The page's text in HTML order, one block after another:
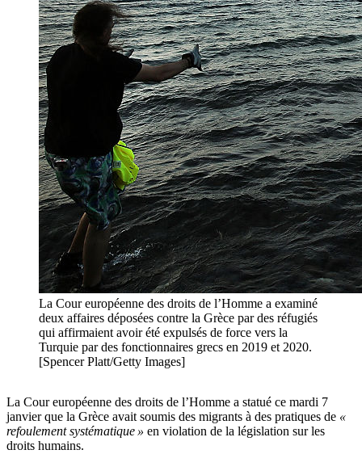
La Cour européenne des droits de l’Homme a examiné
deux affaires déposées contre la Grèce par des réfugiés
qui affirmaient avoir été expulsés de force vers la
Turquie par des fonctionnaires grecs en 2019 et 2020.
[Spencer Platt/Getty Images]
La Cour européenne des droits de l’Homme a statué ce mardi 7
janvier que la Grèce avait soumis des migrants à des pratiques de «
refoulement systématique » en violation de la législation sur les
droits humains.